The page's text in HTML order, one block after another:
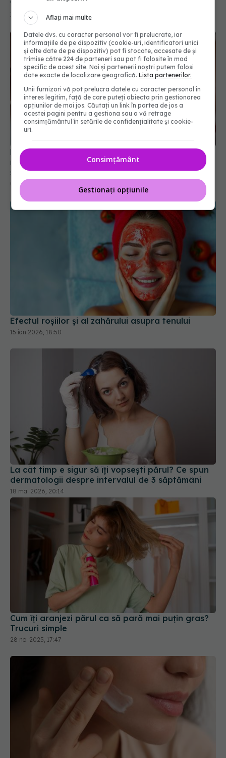
frumusețe: beneficii și efecte adverse
11 feb 2026, 12:59
De ce manichiura cu gel nu ar trebui purtată mai
mult de 3 săptămâni. Ce se întâmplă, de fapt, sub
stratul de gel
08 iul 2026, 13:25
Efectul roșiilor și al zahărului asupra tenului
15 ian 2026, 18:50
La cât timp e sigur să îți vopsești părul? Ce spun
dermatologii despre intervalul de 3 săptămâni
18 mai 2026, 20:14
Cum îți aranjezi părul ca să pară mai puțin gras?
Trucuri simple
28 noi 2025, 17:47
Aflați mai multe
Datele dvs. cu caracter personal vor fi prelucrate, iar
informațiile de pe dispozitiv (cookie-uri, identificatori unici
și alte date de pe dispozitiv) pot fi stocate, accesate de și
trimise către 224 de parteneri sau pot fi folosite în mod
specific de acest site. Noi și partenerii noștri putem folosi
date exacte de localizare geografică.Lista partenerilor.
Unii furnizori vă pot prelucra datele cu caracter personal în
interes legitim, față de care puteți obiecta prin gestionarea
opțiunilor de mai jos. Căutați un link în partea de jos a
acestei pagini pentru a gestiona sau a vă retrage
consimțământul în setările de confidențialitate și cookie-
uri.
Consimțământ
Gestionați opțiunile